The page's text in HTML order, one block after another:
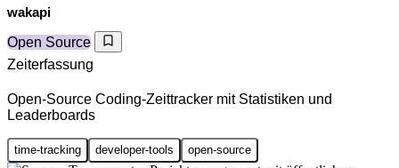
wakapi
Open Source
Zeiterfassung
Open-Source Coding-Zeittracker mit Statistiken und
Leaderboards
time-tracking developer-tools open-source